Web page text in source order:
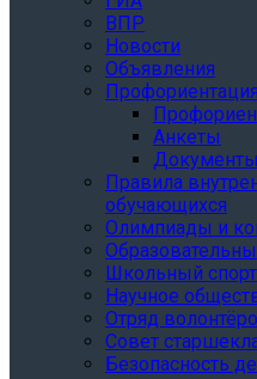
ВПР
Новости
Объявления
Профориентация
Анкеты
Правила
обучающихся
Олимпиады и
Школьный
Научное
Отряд
Совет
Безопасность